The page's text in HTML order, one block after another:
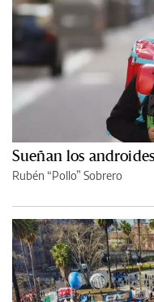
Sueñan los
Rubén “Pollo” Sobrero